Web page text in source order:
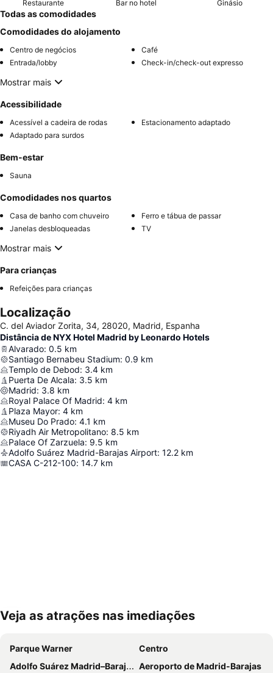
Restaurante Bar no hotel Ginásio
Todas as comodidades
Comodidades do alojamento
Centro de negócios
Café
Entrada/lobby
Check-in/check-out expresso
Mostrar mais
Acessibilidade
Acessível a cadeira de rodas
Estacionamento adaptado
Adaptado para surdos
Bem-estar
Sauna
Comodidades nos quartos
Casa de banho com chuveiro
Ferro e tábua de passar
Janelas desbloqueadas
TV
Mostrar mais
Para crianças
Refeições para crianças
Localização
C. del Aviador Zorita, 34, 28020, Madrid, Espanha
Distância de NYX Hotel Madrid by Leonardo Hotels
Alvarado: 0.5 km
Santiago Bernabeu Stadium: 0.9 km
Templo de Debod: 3.4 km
Puerta De Alcala: 3.5 km
Madrid: 3.8 km
Royal Palace Of Madrid: 4 km
Plaza Mayor: 4 km
Museu Do Prado: 4.1 km
Riyadh Air Metropolitano: 8.5 km
Palace Of Zarzuela: 9.5 km
Adolfo Suárez Madrid-Barajas Airport: 12.2 km
CASA C-212-100: 14.7 km
Ampliar mapa
Veja as atrações nas imediações
Parque Warner
Centro
Adolfo Suárez Madrid–Barajas Airport
Aeroporto de Madrid-Barajas